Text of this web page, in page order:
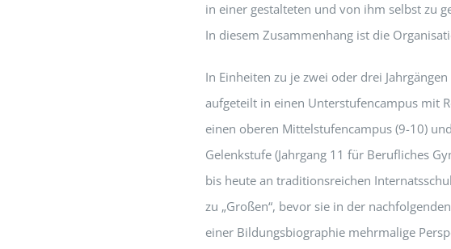
in einer gestalteten und von ihm selbst zu
In diesem Zusammenhang ist die
In Einheiten zu je zwei oder drei
aufgeteilt in einen Unterstufencampus mit
einen oberen Mittelstufencampus (9-10)
Gelenkstufe (Jahrgang 11 für Berufliches
bis heute an traditionsreichen
zu „Großen“, bevor sie in der
einer Bildungsbiographie mehrmalige